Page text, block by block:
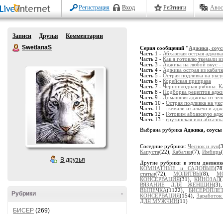
Регистрация Вход Рейтинги
Записи Друзья
Комментарии
SwetlanaS
В друзья
-
Рубрики
БИСЕР (269)
Серия сообщений "Аджика,
Часть 1 - Абхазская острая аджика
Часть 2 - Как я готовлю ткемали
Часть 3 - Аджика на любой вкус -
Часть 4 - Аджика острая из
Часть 5 - Острая подливка на
Часть 6 - Корейская приправа
Часть 7 - Черноплодная рябина.
Часть 8 - Подборка рецептов
Часть 9 - Домашняя аджика из
Часть 10 - Острая подливка на
Часть 11 - ткемали из алычи и
Часть 12 - Готовим абхазскую
Часть 13 - грузинская или
Выбрана рубрика Аджика, соусы
Соседние рубрики: Чеснок и лук
Капуста(22), Кабачки(7), Имбирь
Другие рубрики в этом
КОМНАТНЫЕ и САДОВЫЕ
статьи(72),МОЛИТВЫ(8),
КОНСЕРВАЦИЯ(31),КИНОЗАЛ
ВЯЗАНИЕ ДЛЯ ЖЕНЩИН
ВЫПЕЧКА(1122),
КОНСЕРВАЦИЯ(154),
ДЛЯ МУЖЧИН(11)